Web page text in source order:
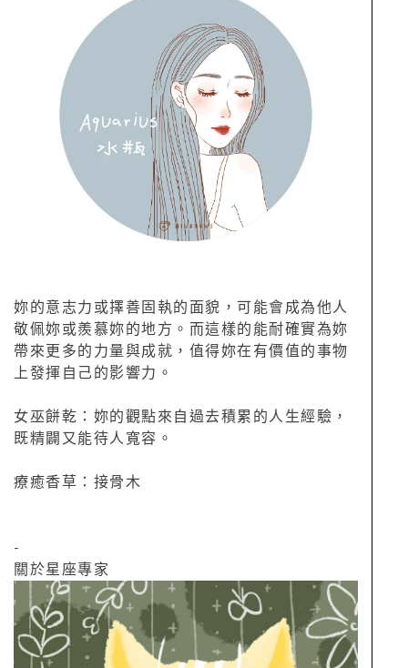
妳的意志力或擇善固執的面貌，可能會成為他人
敬佩妳或羨慕妳的地方。而這樣的能耐確實為妳
帶來更多的力量與成就，值得妳在有價值的事物
上發揮自己的影響力。
女巫餅乾：妳的觀點來自過去積累的人生經驗，
既精闢又能待人寬容。
療癒香草：接骨木
-
關於星座專家